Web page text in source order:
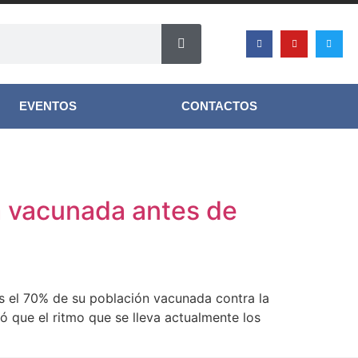
EVENTOS CONTACTOS
antes de
el 70% de su población vacunada contra la
que el ritmo que se lleva actualmente los